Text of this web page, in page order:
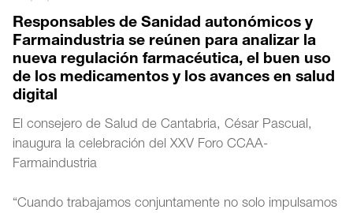
Responsables de Sanidad autonómicos y
Farmaindustria se reúnen para analizar la
nueva regulación farmacéutica, el buen uso
de los medicamentos y los avances en salud
digital
El consejero de Salud de Cantabria, César Pascual,
inaugura la celebración del XXV Foro CCAA-
Farmaindustria
“Cuando trabajamos conjuntamente no solo impulsamos